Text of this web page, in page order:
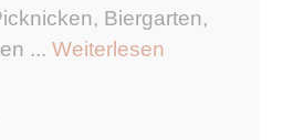
Biergarten,
... Weiterlesen